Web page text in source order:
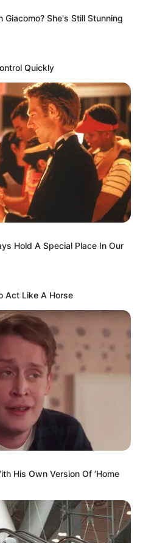
ΦΕΡΕΙ ΤΗΝ
ΘΑ ΦΕΡΕΙ
ΕΜΑΣ. ΝΑ
ΜΠΑΙΝΟΥΜΕ
Ο ΜΗΝΑΣ ΘΑ ΦΕΡΕΙ ΤΗΝ
ΤΗΝ ΣΩΤΗΡΙΑ ΓΙΑ
ΜΠΑΙΝΟΥΜΕ
ΥΠΕΡΒΑΤΙΚΟ
ΚΑΙ ΔΕΝ
ΚΑΙ ΚΑΝΕΝΑ
ΝΑ ΣΤΑΘΕΙ
ΜΕΣΑ ΑΠΟ ΤΗΝ ΨΥΧΗ ΕΝΟΣ
ΕΛΛΗΝΑ. ΛΟΓΙΑ ΠΟΥ ΘΑ
ΛΟΓΙΑ ΠΟΥ ΕΚΦΡΑΖΟΥΝ
She's Still Stunning
Quickly
Hold A Special Place In Our
Act Like A Horse
His Own Version Of ‘Home